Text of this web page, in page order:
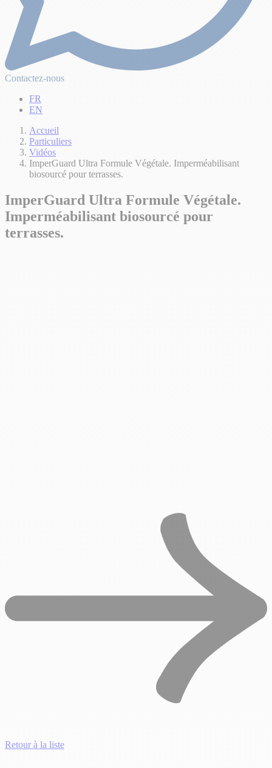
Contactez-nous
FR
EN
Accueil
Particuliers
Vidéos
ImperGuard Ultra Formule Végétale. Imperméabilisant
biosourcé pour terrasses.
ImperGuard Ultra Formule Végétale.
Imperméabilisant biosourcé pour
terrasses.
Retour à la liste